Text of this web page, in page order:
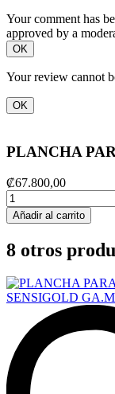
Your comment has
approved by a
OK
Your review cannot
OK
PLANCHA
₡67.800,00
Añadir al carrito
8 otros